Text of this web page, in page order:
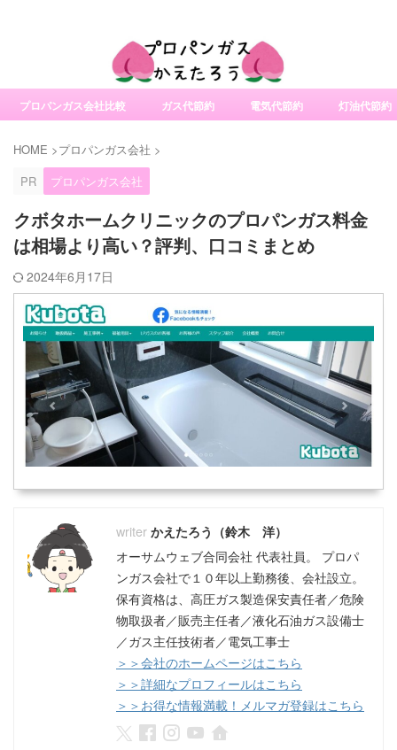
プロパンガス会社比較 ガス代節約 電気代節約 灯油代節約
HOME >プロパンガス会社 >
PR
プロパンガス会社
クボタホームクリニックのプロパンガス料金
は相場より高い？評判、口コミまとめ
2024年6月17日
かえたろう（鈴木 洋）
オーサムウェブ合同会社 代表社員。 プロパ
ンガス会社で１０年以上勤務後、会社設立。
保有資格は、高圧ガス製造保安責任者／危険
物取扱者／販売主任者／液化石油ガス設備士
／ガス主任技術者／電気工事士
＞＞会社のホームページはこちら
＞＞詳細なプロフィールはこちら
＞＞お得な情報満載！メルマガ登録はこちら